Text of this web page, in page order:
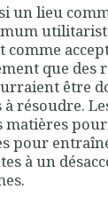
un lieu
comme
que des
être
résoudre.
matières
pour
à un